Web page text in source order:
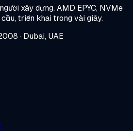
xây dựng.AMD EPYC, NVMe
triển khai trong vài giây.
· Dubai, UAE